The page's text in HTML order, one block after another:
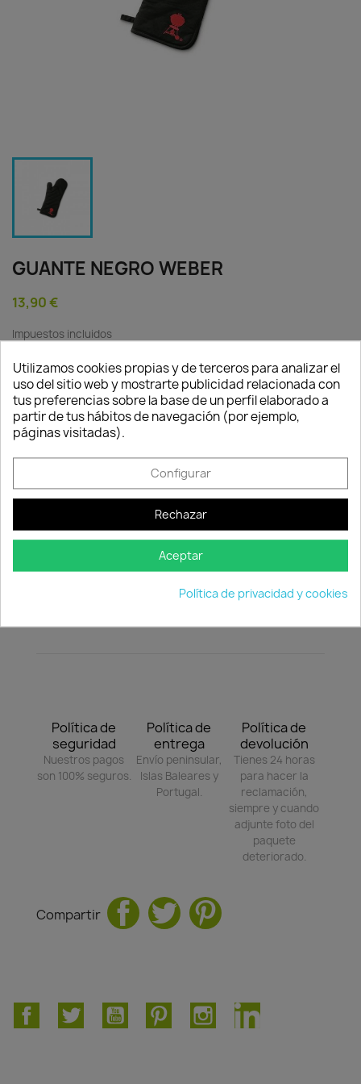
GUANTE NEGRO WEBER
13,90 €
Impuestos incluidos
fin de proteger sus antebrazos.
Cantidad
 AÑADIR AL CARRITO
Detalles del producto
El guante está recubierto de un revestimiento
especial a fin de proteger sus antebrazos.
Política de
seguridad
Nuestros pagos
son 100% seguros.
Política de
entrega
Envío peninsular,
Islas Baleares y
Portugal.
Política de
devolución
Tienes 24 horas
para hacer la
reclamación,
siempre y cuando
adjunte foto del
paquete
deteriorado.
Compartir
FacebookTwitter YouTube PinterestInstagramLinkedIn
Utilizamos cookies propias y de terceros para analizar el
uso del sitio web y mostrarte publicidad relacionada con
tus preferencias sobre la base de un perfil elaborado a
partir de tus hábitos de navegación (por ejemplo,
páginas visitadas).
Configurar
Rechazar
Aceptar
Política de privacidad y cookies
Consentimiento de cookies